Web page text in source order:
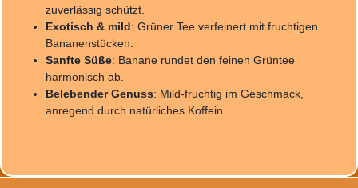
zuverlässig schützt.
Exotisch & mild: Grüner Tee verfeinert mit fruchtigen
Bananenstücken.
Sanfte Süße: Banane rundet den feinen Grüntee
harmonisch ab.
Belebender Genuss: Mild-fruchtig im Geschmack,
anregend durch natürliches Koffein.